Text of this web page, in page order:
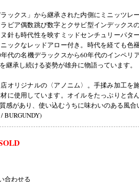
ックス」から継承された内側にミニッツレ
ビア偶数跳び数字とクサビ型インデックス
針も時代性を映すミッドセンチュリーパタ
ックなレッドアロー付き。時代を経ても色
代の名機デラックスから60年代のインペリ
継承し続ける姿勢が雄弁に物語っています。
オリジナルの〈アノニム〉。手揉み加工を
に使用しています。オイルをたっぷりと含
感があり、使い込むうちに味わいのある風合
BURGUNDY)
合わせる